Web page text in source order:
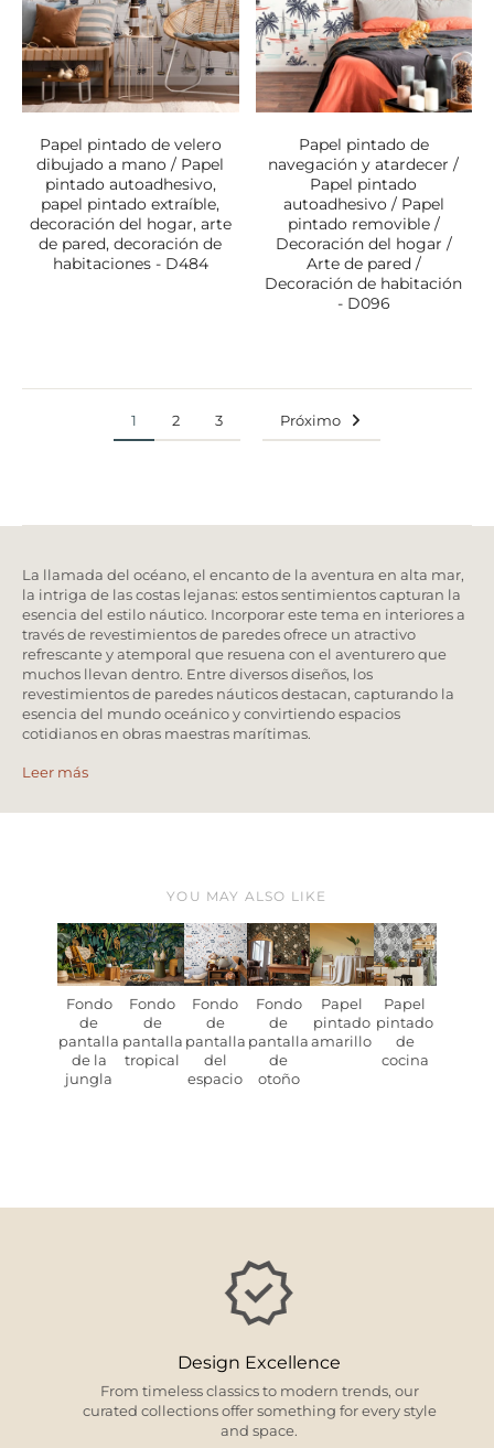
Papel pintado de velero
dibujado a mano / Papel
pintado autoadhesivo,
papel pintado extraíble,
decoración del hogar, arte
de pared, decoración de
habitaciones - D484
Papel pintado de
navegación y atardecer /
Papel pintado
autoadhesivo / Papel
pintado removible /
Decoración del hogar /
Arte de pared /
Decoración de habitación
- D096
1 2 3 Próximo
La llamada del océano, el encanto de la aventura en alta mar,
la intriga de las costas lejanas: estos sentimientos capturan la
esencia del estilo náutico. Incorporar este tema en interiores a
través de revestimientos de paredes ofrece un atractivo
refrescante y atemporal que resuena con el aventurero que
muchos llevan dentro. Entre diversos diseños, los
revestimientos de paredes náuticos destacan, capturando la
esencia del mundo oceánico y convirtiendo espacios
cotidianos en obras maestras marítimas.
Leer más
YOU MAY ALSO LIKE
Fondo
de
pantalla
de la
jungla
Fondo
de
pantalla
tropical
Fondo
de
pantalla
del
espacio
Fondo
de
pantalla
de
otoño
Papel
pintado
amarillo
Papel
pintado
de
cocina
Design Excellence
From timeless classics to modern trends, our
curated collections offer something for every style
and space.